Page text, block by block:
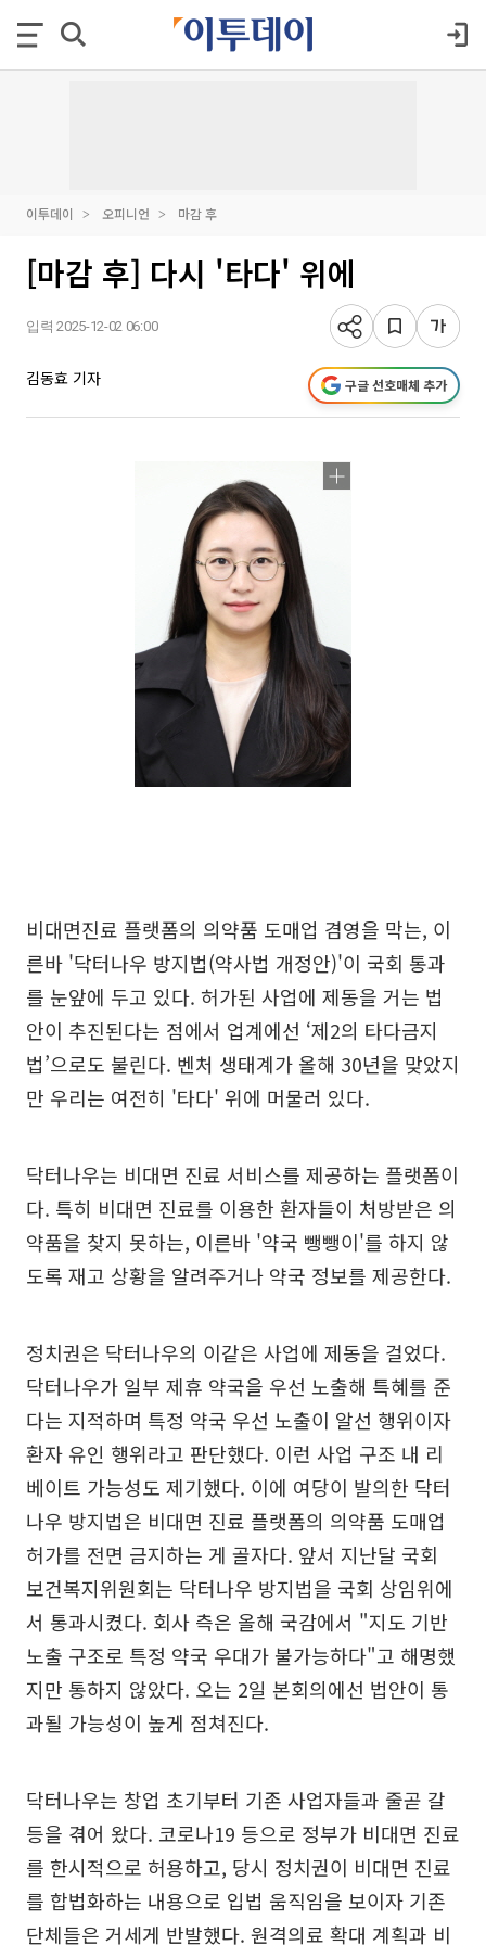
이투데이 오피니언 마감 후
[마감 후] 다시 '타다' 위에
입력 2025-12-02 06:00
김동효 기자 구글 선호매체 추가
비대면진료 플랫폼의 의약품 도매업 겸영을 막는, 이
른바 '닥터나우 방지법(약사법 개정안)'이 국회 통과
를 눈앞에 두고 있다. 허가된 사업에 제동을 거는 법
안이 추진된다는 점에서 업계에선 ‘제2의 타다금지
법’으로도 불린다. 벤처 생태계가 올해 30년을 맞았지
만 우리는 여전히 '타다' 위에 머물러 있다.
닥터나우는 비대면 진료 서비스를 제공하는 플랫폼이
다. 특히 비대면 진료를 이용한 환자들이 처방받은 의
약품을 찾지 못하는, 이른바 '약국 뺑뺑이'를 하지 않
도록 재고 상황을 알려주거나 약국 정보를 제공한다.
정치권은 닥터나우의 이같은 사업에 제동을 걸었다.
닥터나우가 일부 제휴 약국을 우선 노출해 특혜를 준
다는 지적하며 특정 약국 우선 노출이 알선 행위이자
환자 유인 행위라고 판단했다. 이런 사업 구조 내 리
베이트 가능성도 제기했다. 이에 여당이 발의한 닥터
나우 방지법은 비대면 진료 플랫폼의 의약품 도매업
허가를 전면 금지하는 게 골자다. 앞서 지난달 국회
보건복지위원회는 닥터나우 방지법을 국회 상임위에
서 통과시켰다. 회사 측은 올해 국감에서 "지도 기반
노출 구조로 특정 약국 우대가 불가능하다"고 해명했
지만 통하지 않았다. 오는 2일 본회의에선 법안이 통
과될 가능성이 높게 점쳐진다.
닥터나우는 창업 초기부터 기존 사업자들과 줄곧 갈
등을 겪어 왔다. 코로나19 등으로 정부가 비대면 진료
를 한시적으로 허용하고, 당시 정치권이 비대면 진료
를 합법화하는 내용으로 입법 움직임을 보이자 기존
단체들은 거세게 반발했다. 원격의료 확대 계획과 비